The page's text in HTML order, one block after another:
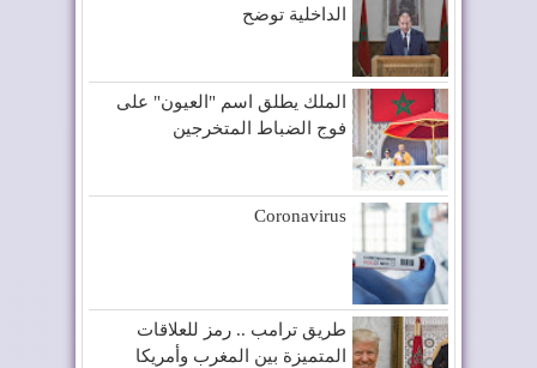
الداخلية توضح
الملك يطلق اسم "العيون" على
فوج الضباط المتخرجين
Coronavirus
طريق ترامب .. رمز للعلاقات
المتميزة بين المغرب وأمريكا